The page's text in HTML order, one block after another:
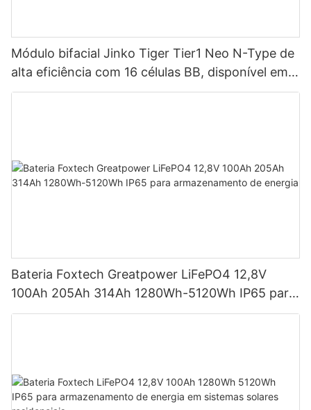
Módulo bifacial Jinko Tiger Tier1 Neo N-Type de
alta eficiência com 16 células BB, disponível em
potências de 590 W, 620 W, 630 W e 650 W.
Bateria Foxtech Greatpower LiFePO4 12,8V
100Ah 205Ah 314Ah 1280Wh-5120Wh IP65 para
armazenamento de energia